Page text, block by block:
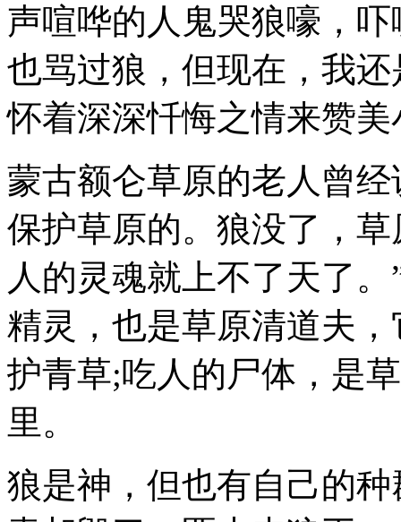
声喧哗的人鬼哭狼嚎，
也骂过狼，但现在，我
怀着深深忏悔之情来赞
蒙古额仑草原的老人曾
保护草原的。狼没了，
人的灵魂就上不了天了
精灵，也是草原清道夫
护青草;吃人的尸体，是
里。
狼是神，但也有自己的